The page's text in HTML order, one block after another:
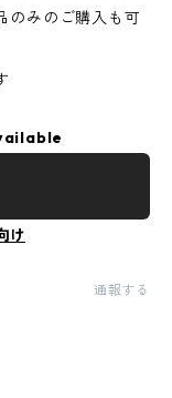
のみのご購入も可
け
通報する